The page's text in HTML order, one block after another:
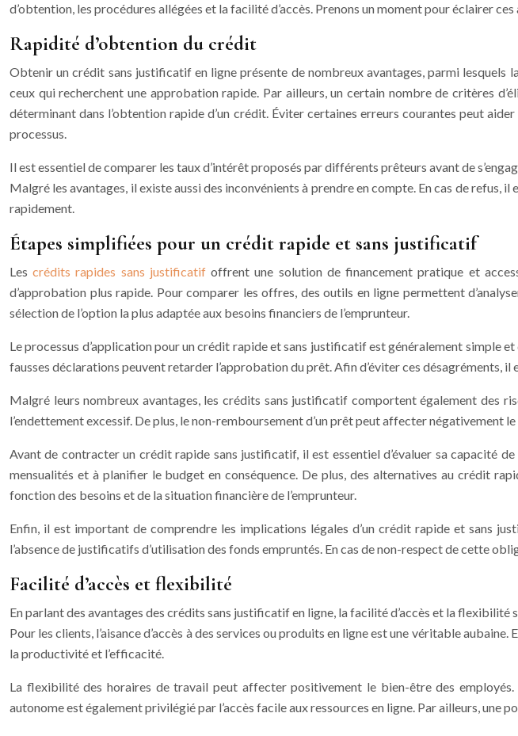
d’obtention, les procédures allégées et la facilité d’accès. Prenons un moment pour éclairer
Rapidité d’obtention du crédit
Obtenir un crédit sans justificatif en ligne présente de nombreux avantages, parmi
ceux qui recherchent une approbation rapide. Par ailleurs, un certain nombre de critères
déterminant dans l’obtention rapide d’un crédit. Éviter certaines erreurs courantes peut
processus.
Il est essentiel de comparer les taux d’intérêt proposés par différents prêteurs avant de
Malgré les avantages, il existe aussi des inconvénients à prendre en compte. En cas de
rapidement.
Étapes simplifiées pour un crédit rapide et sans justificatif
Lescrédits rapides sans justificatifoffrent une solution de financement pratique et
d’approbation plus rapide. Pour comparer les offres, des outils en ligne permettent
sélection de l’option la plus adaptée aux besoins financiers de l’emprunteur.
Le processus d’application pour un crédit rapide et sans justificatif est généralement simple
fausses déclarations peuvent retarder l’approbation du prêt. Afin d’éviter ces désagréments,
Malgré leurs nombreux avantages, les crédits sans justificatif comportent également des
l’endettement excessif. De plus, le non-remboursement d’un prêt peut affecter négativement
Avant de contracter un crédit rapide sans justificatif, il est essentiel d’évaluer sa capacité
mensualités et à planifier le budget en conséquence. De plus, des alternatives au crédit
fonction des besoins et de la situation financière de l’emprunteur.
Enfin, il est important de comprendre les implications légales d’un crédit rapide et sans
l’absence de justificatifs d’utilisation des fonds empruntés. En cas de non-respect de cette
Facilité d’accès et flexibilité
En parlant des avantages des crédits sans justificatif en ligne, la facilité d’accès et la
Pour les clients, l’aisance d’accès à des services ou produits en ligne est une véritable
la productivité et l’efficacité.
La flexibilité des horaires de travail peut affecter positivement le bien-être des employés.
autonome est également privilégié par l’accès facile aux ressources en ligne. Par ailleurs,